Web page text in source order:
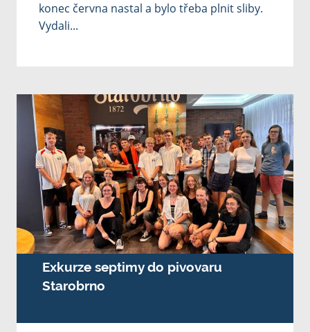
konec června nastal a bylo třeba plnit sliby.
Vydali...
Exkurze septimy do pivovaru
Starobrno